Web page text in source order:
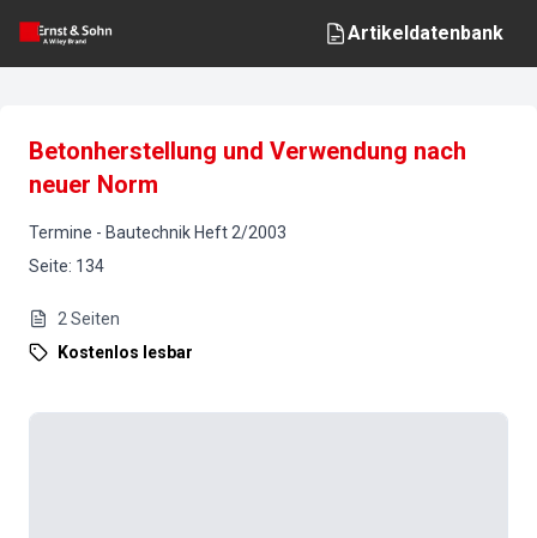
Artikeldatenbank
Betonherstellung und Verwendung nach
neuer Norm
Termine - Bautechnik Heft 2/2003
Seite: 134
2 Seiten
Kostenlos lesbar